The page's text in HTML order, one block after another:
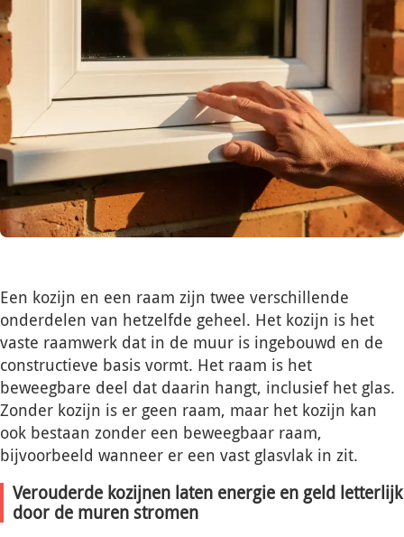
Een kozijn en een raam zijn twee verschillende
onderdelen van hetzelfde geheel. Het kozijn is het
vaste raamwerk dat in de muur is ingebouwd en de
constructieve basis vormt. Het raam is het
beweegbare deel dat daarin hangt, inclusief het glas.
Zonder kozijn is er geen raam, maar het kozijn kan
ook bestaan zonder een beweegbaar raam,
bijvoorbeeld wanneer er een vast glasvlak in zit.
Verouderde kozijnen laten energie en geld letterlijk
door de muren stromen